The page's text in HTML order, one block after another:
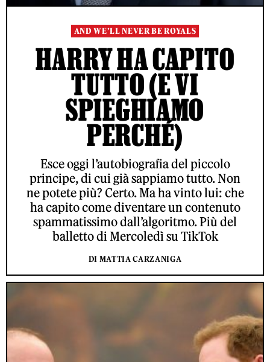
AND WE’LL NEVER BE ROYALS
HARRY HA CAPITO
TUTTO (E VI
SPIEGHIAMO
PERCHÉ)
Esce oggi l’autobiografia del piccolo
principe, di cui già sappiamo tutto. Non
ne potete più? Certo. Ma ha vinto lui: che
ha capito come diventare un contenuto
spammatissimo dall’algoritmo. Più del
balletto di Mercoledì su TikTok
DI MATTIA CARZANIGA